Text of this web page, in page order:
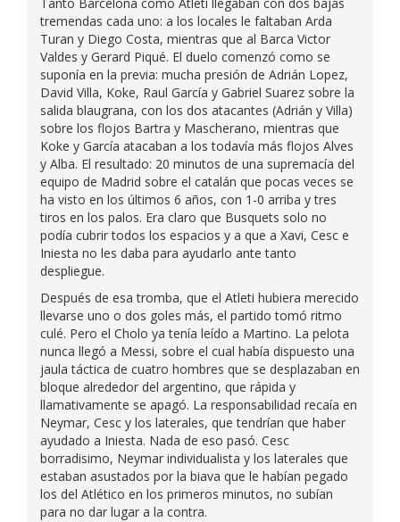
Tanto Barcelona como Atleti llegaban con dos bajas
tremendas cada uno: a los locales le faltaban Arda
Turan y Diego Costa, mientras que al Barca Victor
Valdes y Gerard Piqué. El duelo comenzó como se
suponía en la previa: mucha presión de Adrián Lopez,
David Villa, Koke, Raul García y Gabriel Suarez sobre la
salida blaugrana, con los dos atacantes (Adrián y Villa)
sobre los flojos Bartra y Mascherano, mientras que
Koke y García atacaban a los todavía más flojos Alves
y Alba. El resultado: 20 minutos de una supremacía del
equipo de Madrid sobre el catalán que pocas veces se
ha visto en los últimos 6 años, con 1-0 arriba y tres
tiros en los palos. Era claro que Busquets solo no
podía cubrir todos los espacios y a que a Xavi, Cesc e
Iniesta no les daba para ayudarlo ante tanto
despliegue.
Después de esa tromba, que el Atleti hubiera merecido
llevarse uno o dos goles más, el partido tomó ritmo
culé. Pero el Cholo ya tenía leído a Martino. La pelota
nunca llegó a Messi, sobre el cual había dispuesto una
jaula táctica de cuatro hombres que se desplazaban en
bloque alrededor del argentino, que rápida y
llamativamente se apagó. La responsabilidad recaía en
Neymar, Cesc y los laterales, que tendrían que haber
ayudado a Iniesta. Nada de eso pasó. Cesc
borradisimo, Neymar individualista y los laterales que
estaban asustados por la biava que le habían pegado
los del Atlético en los primeros minutos, no subían
para no dar lugar a la contra.